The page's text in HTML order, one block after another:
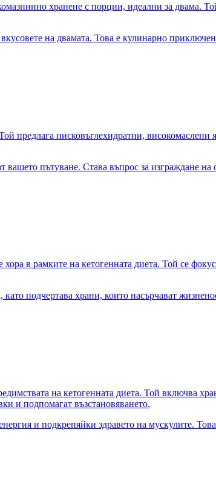
хранене с порции, идеални за двама.
на двамата. Това е кулинарно
предлага нисковъглехидратни, високомаслени
пътуване. Става въпрос за изграждане
в рамките на кетогенната диета. Той се
подчертава храни, които насърчават
на кетогенната диета. Той включва
и подпомагат възстановяването.
и подкрепяйки здравето на мускулите.